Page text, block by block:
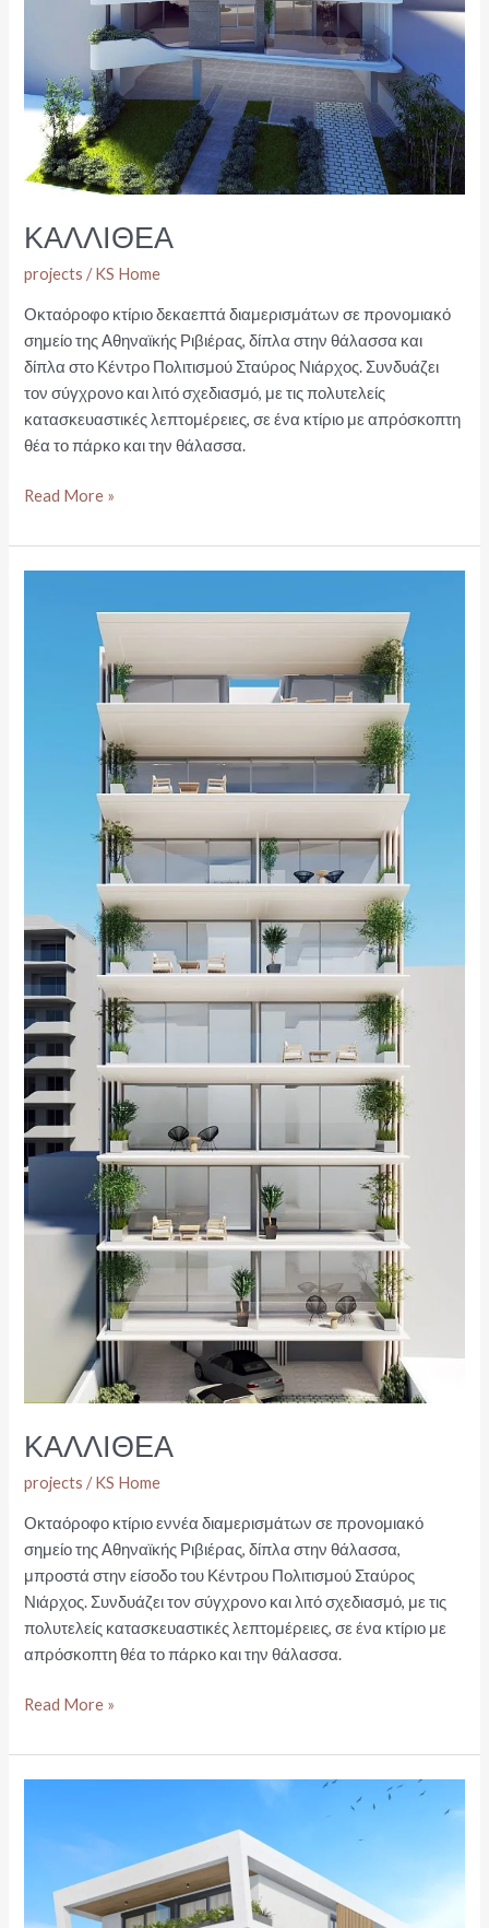
ΚΑΛΛΙΘΕΑ
projects / KS Home
Οκταόροφο κτίριο δεκαεπτά διαμερισμάτων σε προνομιακό
σημείο της Αθηναϊκής Ριβιέρας, δίπλα στην θάλασσα και
δίπλα στο Κέντρο Πολιτισμού Σταύρος Νιάρχος. Συνδυάζει
τον σύγχρονο και λιτό σχεδιασμό, με τις πολυτελείς
κατασκευαστικές λεπτομέρειες, σε ένα κτίριο με απρόσκοπτη
θέα το πάρκο και την θάλασσα.
ΚΑΛΛΙΘΕΑ
Read More »
ΚΑΛΛΙΘΕΑ
projects /KS Home
Οκταόροφο κτίριο εννέα διαμερισμάτων σε προνομιακό
σημείο της Αθηναϊκής Ριβιέρας, δίπλα στην θάλασσα,
μπροστά στην είσοδο του Κέντρου Πολιτισμού Σταύρος
Νιάρχος. Συνδυάζει τον σύγχρονο και λιτό σχεδιασμό, με τις
πολυτελείς κατασκευαστικές λεπτομέρειες, σε ένα κτίριο με
απρόσκοπτη θέα το πάρκο και την θάλασσα.
ΚΑΛΛΙΘΕΑ
Read More »